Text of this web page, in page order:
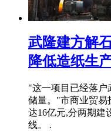
武隆建方解
降低造纸生
"这一项目已经落户
储量。"市商业贸易
达16亿元,分两期建
线。 .